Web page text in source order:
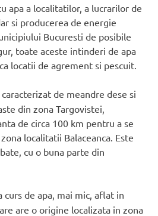
apa a localitatilor, a lucrarilor de
si producerea de energie
Bucuresti de posibile
toate aceste intinderi de apa
locatii de agrement si pescuit.
de meandre dese si
din zona Targovistei,
de circa 100 km pentru a se
localitatii Balaceanca. Este
cu o buna parte din
curs de apa, mai mic, aflat in
are o origine localizata in zona